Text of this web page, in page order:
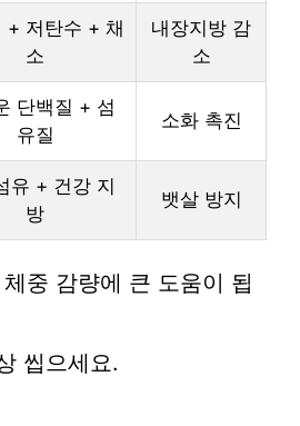
+ 저탄수 + 채
소
내장지방 감
소
단백질 + 섬
유질
소화 촉진
유 + 건강 지
방
뱃살 방지
중 감량에 큰 도움이 됩
씹으세요.